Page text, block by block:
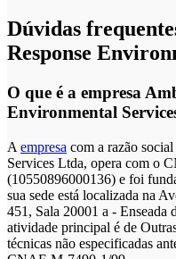
Dúvidas
Response
O que é a empresa
Environmental
A empresa com a razão
Services Ltda, opera com o
(10550896000136) e foi
sua sede está localizada na
451, Sala 20001 a - Enseada
atividade principal é de
técnicas não especificadas